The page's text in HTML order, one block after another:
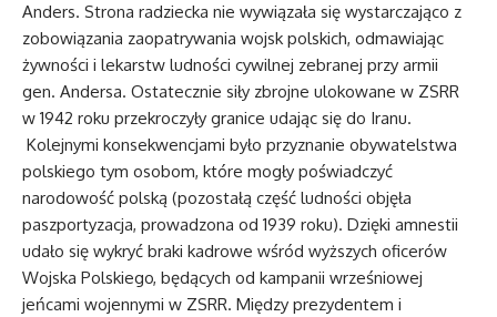
Anders. Strona radziecka nie wywiązała się wystarczająco z
zobowiązania zaopatrywania wojsk polskich, odmawiając
żywności i lekarstw ludności cywilnej zebranej przy armii
gen. Andersa. Ostatecznie siły zbrojne ulokowane w ZSRR
w 1942 roku przekroczyły granice udając się do Iranu.
Kolejnymi konsekwencjami było przyznanie obywatelstwa
polskiego tym osobom, które mogły poświadczyć
narodowość polską (pozostałą część ludności objęła
paszportyzacja, prowadzona od 1939 roku). Dzięki amnestii
udało się wykryć braki kadrowe wśród wyższych oficerów
Wojska Polskiego, będących od kampanii wrześniowej
jeńcami wojennymi w ZSRR. Między prezydentem i